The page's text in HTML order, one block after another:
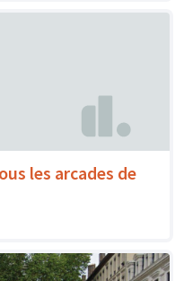
les arcades de